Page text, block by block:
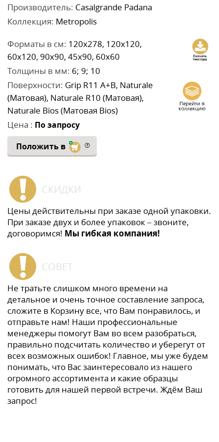
Производитель: Casalgrande Padana
Коллекция: Metropolis
Форматы в см: 120x278, 120x120,
60x120, 90x90, 45x90, 60x60
Толщины в мм: 6; 9; 10
Поверхности: Grip R11 A+B, Naturale
(Матовая), Naturale R10 (Матовая),
Naturale Bios (Матовая Bios)
Цена : По запросу
Положить в
СКИДКИ
Цены действительны при заказе одной упаковки.
При заказе двух и более упаковок – звоните,
договоримся! Мы гибкая компания!
СОВЕТ
Не тратьте слишком много времени на
детальное и очень точное составление запроса,
сложите в Корзину все, что Вам понравилось, и
отправьте нам! Наши профессиональные
менеджеры помогут Вам во всем разобраться,
правильно подсчитать количество и уберегут от
всех возможных ошибок! Главное, мы уже будем
понимать, что Вас заинтересовало из нашего
огромного ассортимента и какие образцы
готовить для нашей первой встречи. Ждём Ваш
запрос!